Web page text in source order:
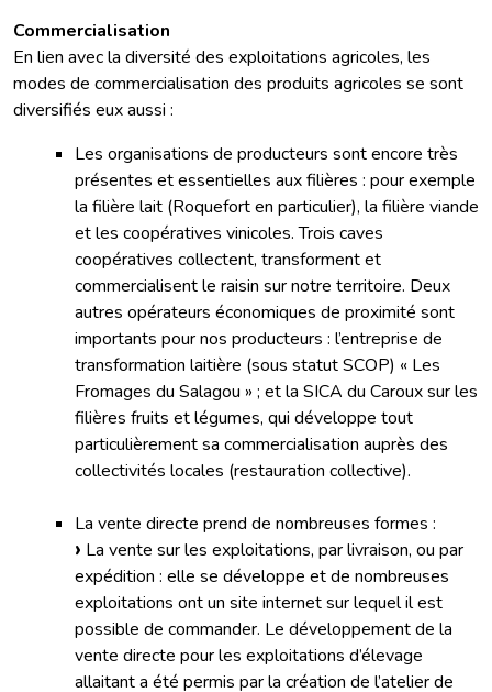
Commercialisation
En lien avec la diversité des exploitations agricoles, les
modes de commercialisation des produits agricoles se sont
diversifiés eux aussi :
Les organisations de producteurs sont encore très
présentes et essentielles aux filières : pour exemple
la filière lait (Roquefort en particulier), la filière viande
et les coopératives vinicoles. Trois caves
coopératives collectent, transforment et
commercialisent le raisin sur notre territoire. Deux
autres opérateurs économiques de proximité sont
importants pour nos producteurs : l’entreprise de
transformation laitière (sous statut SCOP) « Les
Fromages du Salagou » ; et la SICA du Caroux sur les
filières fruits et légumes, qui développe tout
particulièrement sa commercialisation auprès des
collectivités locales (restauration collective).
La vente directe prend de nombreuses formes :
La vente sur les exploitations, par livraison, ou par
expédition : elle se développe et de nombreuses
exploitations ont un site internet sur lequel il est
possible de commander. Le développement de la
vente directe pour les exploitations d’élevage
allaitant a été permis par la création de l’atelier de